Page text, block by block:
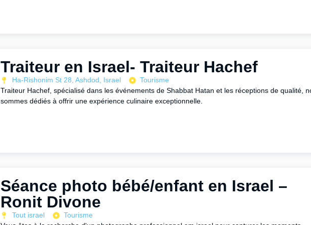
Traiteur en Israel- Traiteur Hachef
Ha-Rishonim St 28, Ashdod, Israel
Tourisme
Traiteur Hachef, spécialisé dans les événements de Shabbat Hatan et les réceptions de qualité,
sommes dédiés à offrir une expérience culinaire exceptionnelle.
Séance photo bébé/enfant en Israel –
Ronit Divone
Tout israel
Tourisme